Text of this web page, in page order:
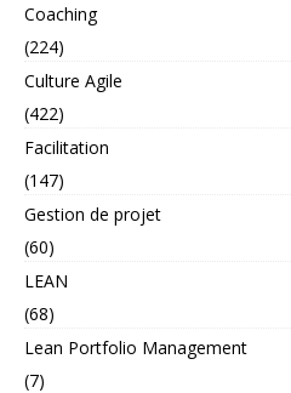
Coaching
(224)
Culture Agile
(422)
Facilitation
(147)
Gestion de projet
(60)
LEAN
(68)
Lean Portfolio Management
(7)